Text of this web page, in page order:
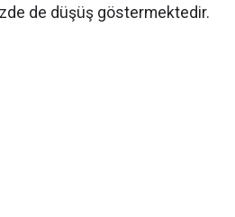
de düşüş göstermektedir.